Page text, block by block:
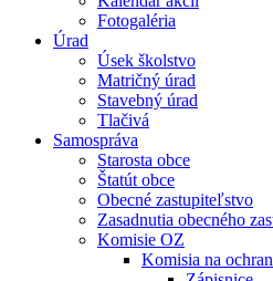
Fotogaléria
Úrad
Úsek školstvo
Matričný úrad
Stavebný úrad
Tlačivá
Samospráva
Starosta obce
Štatút obce
Obecné zastupiteľstvo
Zasadnutia obecného
Komisie OZ
Komisia na